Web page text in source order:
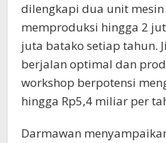
dilengkapi dua unit
memproduksi hingga 2
juta batako setiap tahun.
berjalan optimal dan
workshop berpotensi
hingga Rp5,4 miliar per
Darmawan